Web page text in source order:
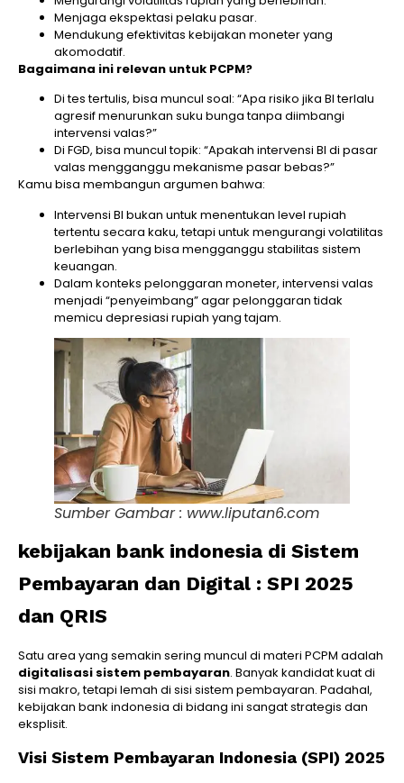
Menjaga ekspektasi pelaku pasar.
Mendukung efektivitas kebijakan moneter yang
akomodatif.
Bagaimana ini relevan untuk PCPM?
Di tes tertulis, bisa muncul soal: “Apa risiko jika BI terlalu
agresif menurunkan suku bunga tanpa diimbangi
intervensi valas?”
Di FGD, bisa muncul topik: “Apakah intervensi BI di pasar
valas mengganggu mekanisme pasar bebas?”
Kamu bisa membangun argumen bahwa:
Intervensi BI bukan untuk menentukan level rupiah
tertentu secara kaku, tetapi untuk mengurangi volatilitas
berlebihan yang bisa mengganggu stabilitas sistem
keuangan.
Dalam konteks pelonggaran moneter, intervensi valas
menjadi “penyeimbang” agar pelonggaran tidak
memicu depresiasi rupiah yang tajam.
Sumber Gambar : www.liputan6.com
kebijakan bank indonesia di Sistem
Pembayaran dan Digital : SPI 2025
dan QRIS
Satu area yang semakin sering muncul di materi PCPM adalah
digitalisasi sistem pembayaran. Banyak kandidat kuat di
sisi makro, tetapi lemah di sisi sistem pembayaran. Padahal,
kebijakan bank indonesia di bidang ini sangat strategis dan
eksplisit.
Visi Sistem Pembayaran Indonesia (SPI) 2025